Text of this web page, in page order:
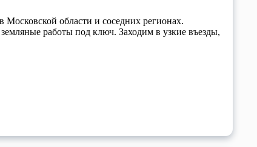
области и соседних регионах.
работы под ключ. Заходим в узкие въезды,